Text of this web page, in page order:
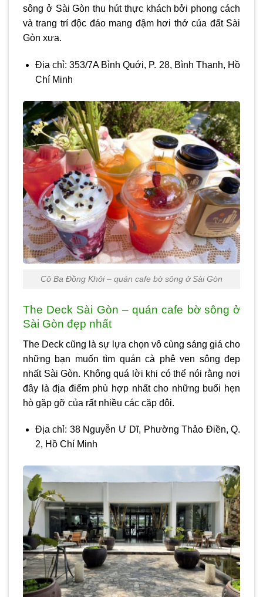
sông ở Sài Gòn thu hút thực khách bởi phong cách
và trang trí độc đáo mang đậm hơi thở của đất Sài
Gòn xưa.
Địa chỉ: 353/7A Bình Quới, P. 28, Bình Thạnh, Hồ
Chí Minh
Cô Ba Đồng Khởi – quán cafe bờ sông ở Sài Gòn
The Deck Sài Gòn – quán cafe bờ sông ở
Sài Gòn đẹp nhất
The Deck cũng là sự lựa chọn vô cùng sáng giá cho
những bạn muốn tìm quán cà phê ven sông đẹp
nhất Sài Gòn. Không quá lời khi có thể nói rằng nơi
đây là địa điểm phù hợp nhất cho những buổi hẹn
hò gặp gỡ của rất nhiều các cặp đôi.
Địa chỉ: 38 Nguyễn Ư Dĩ, Phường Thảo Điền, Q.
2, Hồ Chí Minh